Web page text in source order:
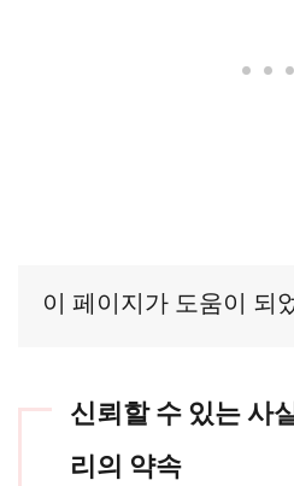
이 페이지가 도움이 되
신뢰할 수 있는 사
리의 약속